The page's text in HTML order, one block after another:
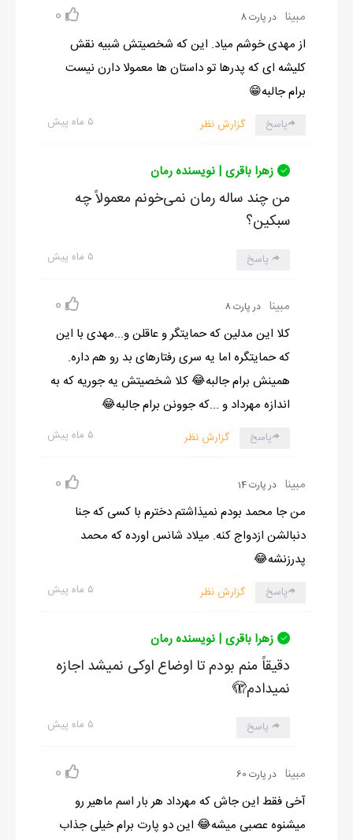
مبینا در پارت 8 0
از مهدی خوشم میاد. این که شخصیتش شبیه نقش
کلیشه ای که پدرها تو داستان ها معمولا دارن نیست
برام جالبه😁
۵ ماه پیش پاسخ گزارش نظر
زهرا باقری | نویسنده رمان
من چند ساله رمان نمی‌خونم معمولاً چه
سبکین؟
۵ ماه پیش پاسخ
مبینا در پارت 8 0
کلا این مدلین که حمایتگر و عاقلن و...مهدی با این
که حمایتگره اما یه سری رفتارهای بد رو هم داره.
همینش برام جالبه😂 کلا شخصیتش یه جوریه که به
اندازه مهرداد و ...که جوونن برام جالبه😂
۵ ماه پیش پاسخ گزارش نظر
مبینا در پارت 14 0
من جا محمد بودم نمیذاشتم دخترم با کسی که جنا
دنبالشن ازدواج کنه. میلاد شانس اورده که محمد
پدرزنشه😂
۵ ماه پیش پاسخ گزارش نظر
زهرا باقری | نویسنده رمان
دقیقاً منم بودم تا اوضاع اوکی نمیشد اجازه
نمیدادم🫣
۵ ماه پیش پاسخ
مبینا در پارت 60 0
آخی فقط این جاش که مهرداد هر بار اسم ماهیر رو
میشنوه عصبی میشه😂 این دو پارت برام خیلی جذاب